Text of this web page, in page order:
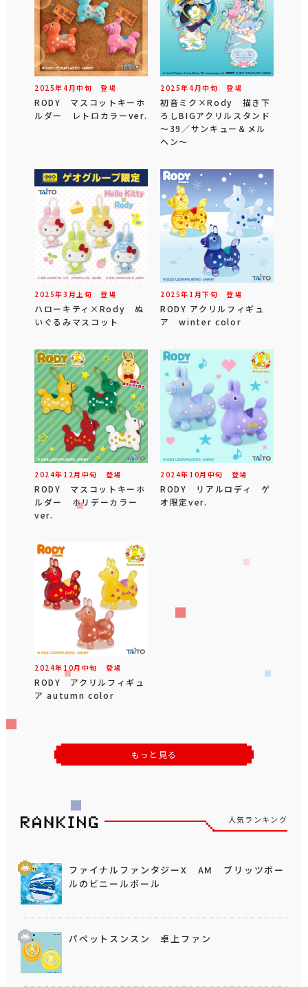
2025年4 月中旬 登場
RODY マスコットキーホ
ルダー レトロカラーver.
2025年4 月中旬 登場
初音ミク×Rody 描き下
ろしBIGアクリルスタンド
～39／サンキュー＆メル
ヘン～
2025年3 月 上旬 登場
ハローキティ×Rody ぬ
いぐるみマスコット
2025年 1 月下旬 登場
RODY アクリルフィギュ
ア winter color
2024年 12 月 中旬 登場
RODY マスコットキーホ
ルダー ホリデーカラー
ver.
2024年 10月 中旬 登場
RODY リアルロディ ゲ
オ限定ver.
2024年 10月 中旬 登場
RODY アクリルフィギュ
ア autumn color
もっと見る
人気ランキング
ファイナルファンタジーX AM ブリッツボー
ルのビニールボール
パペットスンスン 卓上ファン